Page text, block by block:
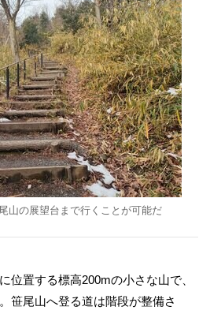
山の展望台まで行くことが可能だ
置する標高200mの小さな山で、
笹尾山へ登る道は階段が整備さ